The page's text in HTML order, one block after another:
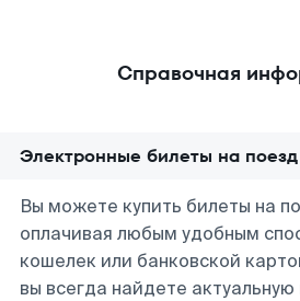
Справочная
Электронные билеты на
Вы можете купить билеты на
оплачивая любым удобным
кошелек или банковской
вы всегда найдете